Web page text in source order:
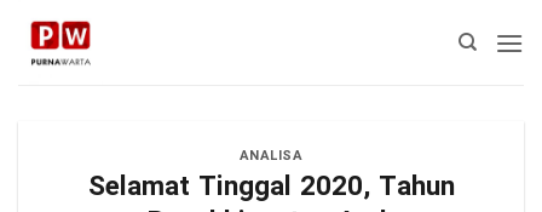
Skip
content
ANALISA
Selamat Tinggal 2020, Tahun